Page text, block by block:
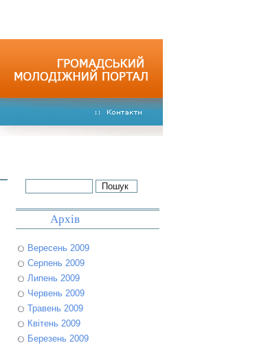
Архів
Вересень 2009
Серпень 2009
Липень 2009
Червень 2009
Травень 2009
Квітень 2009
Березень 2009